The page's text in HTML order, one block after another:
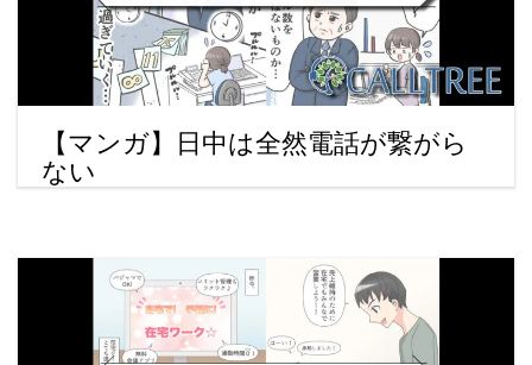
【マンガ】日中は全然電話が繋がら
ない